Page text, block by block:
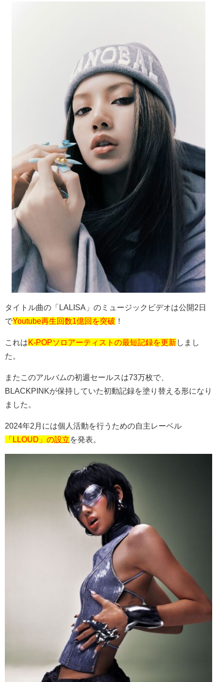
タイトル曲の「 LALISA 」のミュージックビデオは公開2 日
でYoutube再生回数1億回を突破 ！
これはK-POPソロアーティストの最短記録を更新しまし
た。
またこのアルバムの初週セールスは73万枚で、
BLACKPINKが保持していた初動記録を塗り替える形になり
ました。
2024年2 月には個人活動を行うための自主レーベル
「LLOUD」の設立を発表。